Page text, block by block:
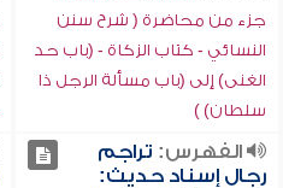
جزء من محاضرة ( شرح سنن
النسائي - كتاب الزكاة - (باب حد
الغنى) إلى (باب مسألة الرجل ذا
سلطان) )
الفهرس: تراجم
رجال إسناد حديث: